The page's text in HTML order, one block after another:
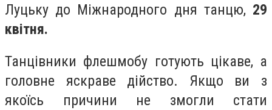
Луцьку до Міжнародного дня танцю, 29
квітня.
Танцівники флешмобу готують цікаве, а
головне яскраве дійство. Якщо ви з
якоїсь причини не змогли стати